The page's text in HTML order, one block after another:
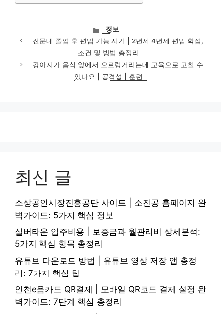
카
테
고
리
정보
전문대 졸업 후 편입 가능 시기 | 2년제 4년제 편입 학점,
조건 및 방법 총정리
강아지가 음식 앞에서 으르렁거리는데 교육으로 고칠 수
있나요 | 공격성 | 훈련
최신 글
소상공인시장진흥공단 사이트 | 소진공 홈페이지 완
벽가이드: 5가지 핵심 정보
실버타운 입주비용 | 보증금과 월관리비 상세분석:
5가지 핵심 항목 총정리
유튜브 다운로드 방법 | 유튜브 영상 저장 앱 총정
리: 7가지 핵심 팁
인천e음카드 QR결제 | 모바일 QR코드 결제 설정 완
벽가이드: 7단계 핵심 총정리